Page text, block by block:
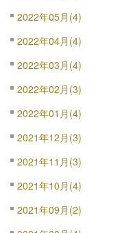
2022年05月(4)
2022年04月(4)
2022年03月(4)
2022年02月(3)
2022年01月(4)
2021年12月(3)
2021年11月(3)
2021年10月(4)
2021年09月(2)